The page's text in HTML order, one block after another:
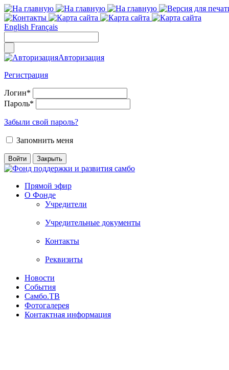
English Français
Авторизация
Регистрация
Логин*
Пароль*
Забыли свой пароль?
Запомнить меня
Прямой эфир
О Фонде
Учредители
Учредительные документы
Контакты
Реквизиты
Новости
События
Самбо.ТВ
Фотогалерея
Контактная информация